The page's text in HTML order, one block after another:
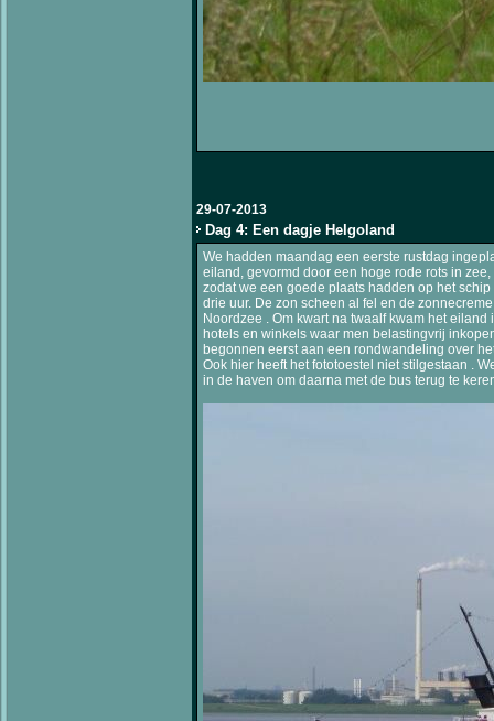
29-07-2013
Dag 4: Een dagje Helgoland
We hadden maandag een eerste rustdag
eiland, gevormd door een hoge rode rots in
zodat we een goede plaats hadden op het
drie uur. De zon scheen al fel en de
Noordzee . Om kwart na twaalf kwam het
hotels en winkels waar men belastingvrij
begonnen eerst aan een rondwandeling over
Ook hier heeft het fototoestel niet stilgestaan .
in de haven om daarna met de bus terug te